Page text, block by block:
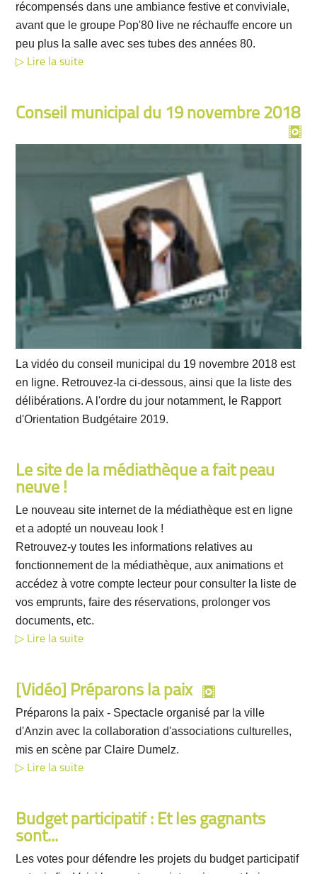
récompensés dans une ambiance festive et conviviale,
avant que le groupe Pop'80 live ne réchauffe encore un
peu plus la salle avec ses tubes des années 80.
Lire la suite
Conseil municipal du 19 novembre 2018
La vidéo du conseil municipal du 19 novembre 2018 est
en ligne. Retrouvez-la ci-dessous, ainsi que la liste des
délibérations. A l'ordre du jour notamment, le Rapport
d'Orientation Budgétaire 2019.
Le site de la médiathèque a fait peau
neuve !
Le nouveau site internet de la médiathèque est en ligne
et a adopté un nouveau look !
Retrouvez-y toutes les informations relatives au
fonctionnement de la médiathèque, aux animations et
accédez à votre compte lecteur pour consulter la liste de
vos emprunts, faire des réservations, prolonger vos
documents, etc.
Lire la suite
[Vidéo] Préparons la paix
Préparons la paix - Spectacle organisé par la ville
d'Anzin avec la collaboration d'associations culturelles,
mis en scène par Claire Dumelz.
Lire la suite
Budget participatif : Et les gagnants
sont...
Les votes pour défendre les projets du budget participatif